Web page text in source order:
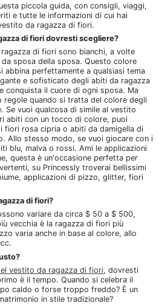
piccola guida, con consigli, viaggi,
e tutte le informazioni di cui hai
da ragazza di fiori.
di fiori dovresti scegliere?
di fiori sono bianchi, a volte
sposa della sposa. Questo colore
abbina perfettamente a qualsiasi tema
e sofisticato degli abiti da ragazza
conquista il cuore di ogni sposa. Ma
regole quando si tratta del colore degli
Se vuoi qualcosa di simile al vestito
abiti con un tocco di colore, puoi
fiori rosa cipria o abiti da damigella di
Allo stesso modo, se vuoi giocare con i
blu, malva o rossi. Ami le applicazioni
questa è un'occasione perfetta per
su Princessly troverai bellissimi
applicazioni di pizzo, glitter, fiori
di fiori?
variare da circa $ 50 a $ 500,
vecchia è la ragazza di fiori più
varia anche in base al colore, allo
vestito da ragazza di fiori, dovresti
è il tempo. Quando si celebra il
caldo o forse troppo freddo? È un
in stile tradizionale?